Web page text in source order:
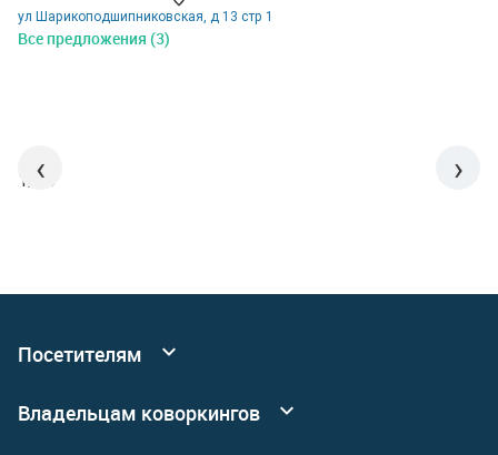
ул Шарикоподшипниковская, д 13 стр 1
Все предложения (3)
‹ ›
1/15
Посетителям
События
Владельцам коворкингов